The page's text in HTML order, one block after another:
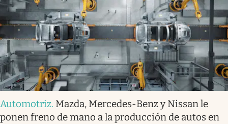
Automotriz. Mazda, Mercedes-Benz y Nissan le
ponen freno de mano a la producción de autos en